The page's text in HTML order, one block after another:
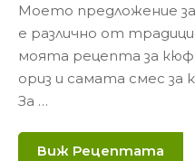
Моето предложение
е различно от
моята рецепта за
ориз и самата смес
За …
Виж Рецептата